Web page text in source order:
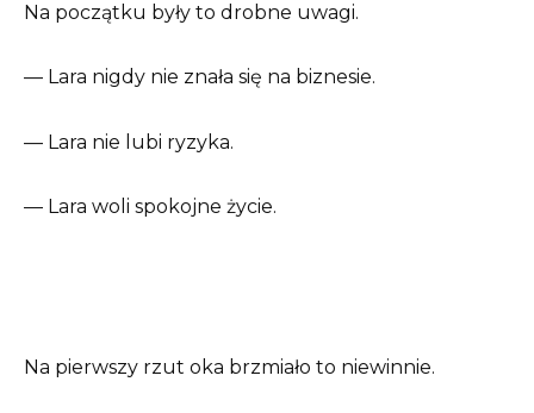
Na początku były to drobne uwagi.
— Lara nigdy nie znała się na biznesie.
— Lara nie lubi ryzyka.
— Lara woli spokojne życie.
Na pierwszy rzut oka brzmiało to niewinnie.